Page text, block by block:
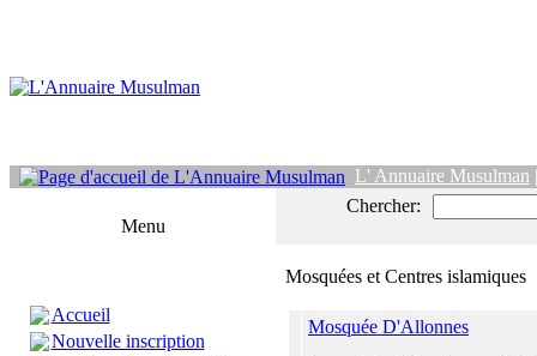
L' Annuaire Musulman
Menu
Accueil
Nouvelle inscription
Chercher:
Mosquées et Centres islamiques
Mosquée D'Allonnes